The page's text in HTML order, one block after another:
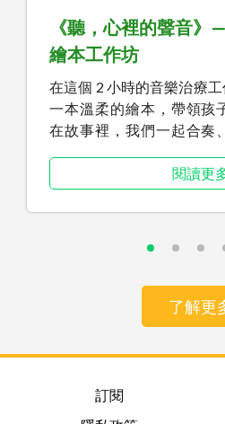
《聽，心裡的聲音》
繪本工作坊
在這個 2 小時的音樂治療
一本溫柔的繪本，帶領孩
在故事裡，我們一起合奏
圍中，孩子能自在地認識
「思念」，學習用自己的
別。
閱讀更
了解更
訂閱